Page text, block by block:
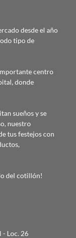
desde el año
tipo de
centro
donde
sueños y se
nuestro
tus festejos con
del cotillón!
- Loc. 26